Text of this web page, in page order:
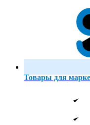
Товары для